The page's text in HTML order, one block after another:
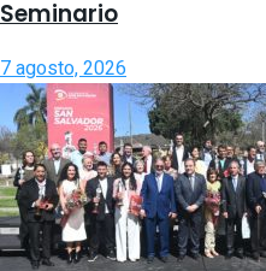
Seminario
7 agosto, 2026